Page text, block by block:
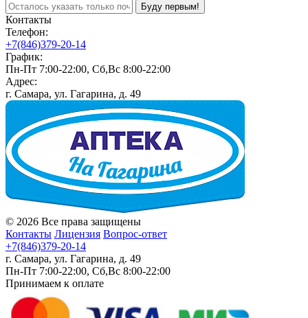
Буду первым!
Контакты
Телефон:
+7(846)379-20-14
График:
Пн-Пт 7:00-22:00, Сб,Вс 8:00-22:00
Адрес:
г. Самара, ул. Гагарина, д. 49
© 2026 Все права защищены
Контакты Лицензия Вопрос-ответ
+7(846)379-20-14
г. Самара, ул. Гагарина, д. 49
Пн-Пт 7:00-22:00, Сб,Вс 8:00-22:00
Принимаем к оплате